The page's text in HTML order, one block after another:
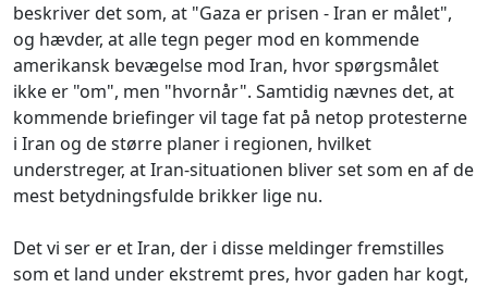
beskriver det som, at "Gaza er prisen - Iran er målet",
og hævder, at alle tegn peger mod en kommende
amerikansk bevægelse mod Iran, hvor spørgsmålet
ikke er "om", men "hvornår". Samtidig nævnes det, at
kommende briefinger vil tage fat på netop protesterne
i Iran og de større planer i regionen, hvilket
understreger, at Iran-situationen bliver set som en af de
mest betydningsfulde brikker lige nu.
Det vi ser er et Iran, der i disse meldinger fremstilles
som et land under ekstremt pres, hvor gaden har kogt,